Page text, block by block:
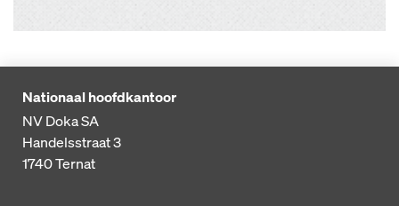
Nationaal hoofdkantoor
NV Doka SA
Handelsstraat 3
1740Ternat